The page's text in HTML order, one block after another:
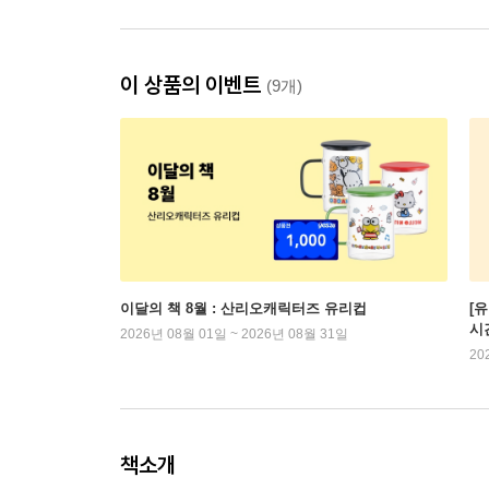
이 상품의 이벤트 (9개)
이달의 책 8월 : 산리오캐릭터즈 유리컵
2026년 08월 01일 ~ 2026년 08월 31일
[
시
책소개